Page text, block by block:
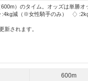
）のタイム。オッズは単勝オ
:4kg減（※女性騎手のみ）
新されます。
600m